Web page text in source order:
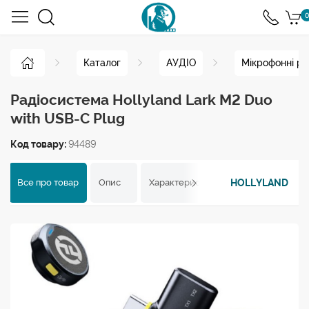
0
Каталог АУДІО Мікрофонні
Радіосистема Hollyland Lark M2 Duo
with USB-C Plug
Код товару:94489
Все про товар Опис Характеристики Відгуки
HOLLYLAND